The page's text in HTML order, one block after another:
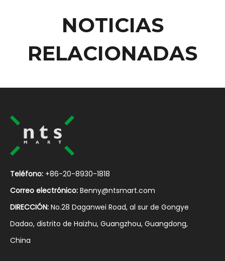
NOTICIAS
RELACIONADAS
Teléfono: +86-20-8930-1818
Correo electrónico: Benny@ntsmart.com
DIRECCIÓN: No.28 Daganwei Road, al sur de Gongye
Dadao, distrito de Haizhu, Guangzhou, Guangdong,
China